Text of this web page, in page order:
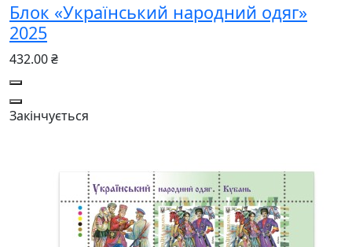
Блок «Український народний одяг»
2025
432.00 ₴
Закінчується